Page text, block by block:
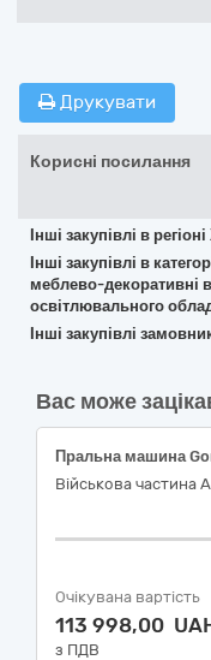
Друкувати
Корисні посилання
Інші закупівлі в
Інші закупівлі в
меблево-декоративні
освітлювального
Інші закупівлі
Вас може
Військова частина
Очікувана вартість
113 998,00
з ПДВ